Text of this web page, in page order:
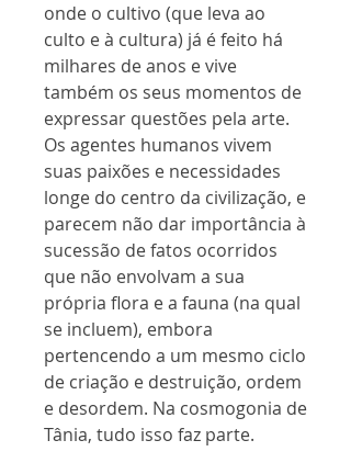
onde o cultivo (que leva ao
culto e à cultura) já é feito há
milhares de anos e vive
também os seus momentos de
expressar questões pela arte.
Os agentes humanos vivem
suas paixões e necessidades
longe do centro da civilização, e
parecem não dar importância à
sucessão de fatos ocorridos
que não envolvam a sua
própria flora e a fauna (na qual
se incluem), embora
pertencendo a um mesmo ciclo
de criação e destruição, ordem
e desordem. Na cosmogonia de
Tânia, tudo isso faz parte.